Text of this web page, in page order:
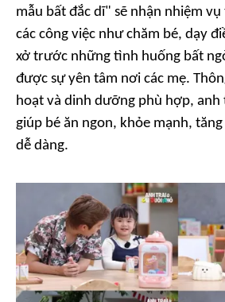
mẫu bất đắc dĩ" sẽ nhận nhiệm
các công việc như chăm bé, dạy
xở trước những tình huống bất
được sự yên tâm nơi các mẹ.
hoạt và dinh dưỡng phù hợp, anh
giúp bé ăn ngon, khỏe mạnh, tăng
dễ dàng.